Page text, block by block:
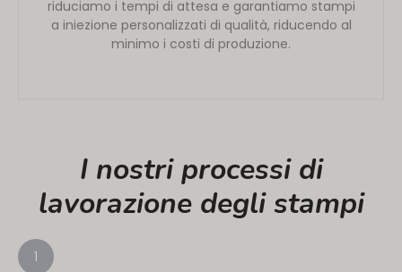
riduciamo i tempi di attesa e garantiamo stampi
a iniezione personalizzati di qualità, riducendo al
minimo i costi di produzione.
I nostri processi di
lavorazione degli stampi
1